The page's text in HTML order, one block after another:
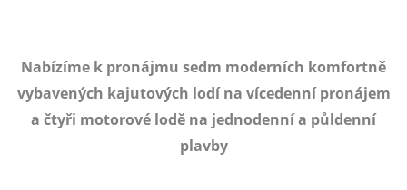
Nabízíme k pronájmu sedm moderních komfortně
vybavených kajutových lodí na vícedenní pronájem
a čtyři motorové lodě na jednodenní a půldenní
plavby
objednat
poukaz